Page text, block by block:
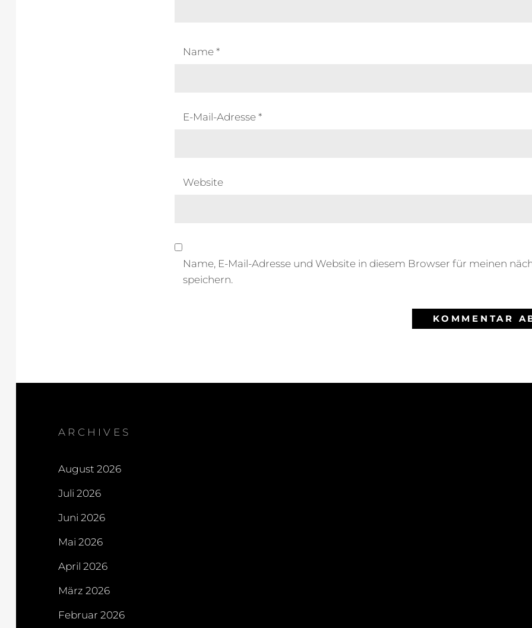
Name *
E-Mail-Adresse *
Website
Name, E-Mail-Adresse und Website in diesem Browser für meinen
speichern.
ARCHIVES
August 2026
Juli 2026
Juni 2026
Mai 2026
April 2026
März 2026
Februar 2026